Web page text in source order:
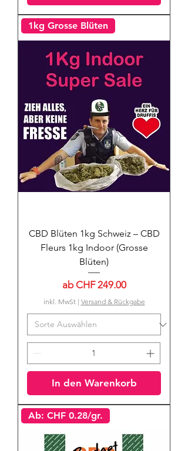
1kg Grosse Blüten
CBD Blüten 1kg Schweiz – CBD
Fleurs 1kg Indoor (Grosse
Blüten)
abCHF 249.00
Sale-Preis
inkl. MwSt| Versand & Rückgabe
In den Warenkorb
Ab: CHF 0.28/gr.